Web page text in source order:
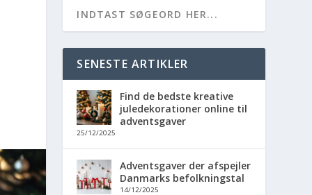
SENESTE ARTIKLER
Find de bedste kreative
juledekorationer online til
adventsgaver
25/12/2025
Adventsgaver der afspejler
Danmarks befolkningstal
14/12/2025